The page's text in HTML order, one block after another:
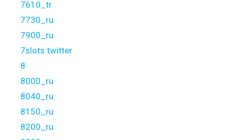
7610_tr
7730_ru
7900_ru
7slots twitter
8
8000_ru
8040_ru
8150_ru
8200_ru